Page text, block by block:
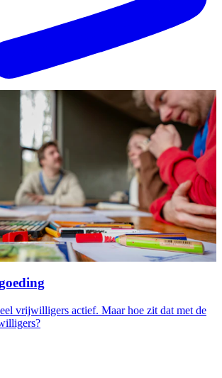
vrijwilligers actief. Maar hoe zit dat met de